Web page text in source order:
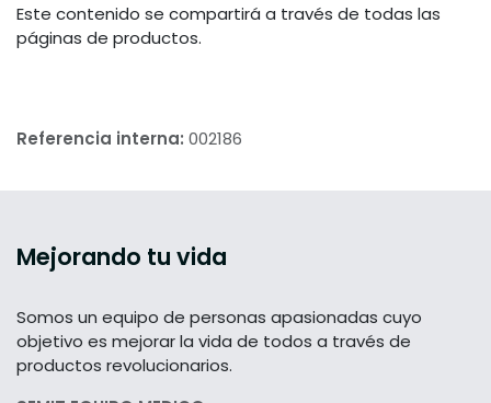
Este contenido se compartirá a través de todas las
páginas de productos.
Referencia interna: 002186
Mejorando tu vida
Somos un equipo de personas apasionadas cuyo
objetivo es mejorar la vida de todos a través de
productos revolucionarios.